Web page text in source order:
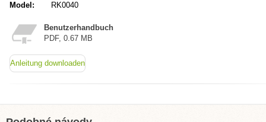
Model:
RK0040
Benutzerhandbuch
PDF, 0.67 MB
Anleitung downloaden